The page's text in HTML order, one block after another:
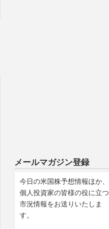
メールマガジン登録
今日の米国株予想情報ほか、
個人投資家の皆様の役に立つ
市況情報をお送りいたしま
す。